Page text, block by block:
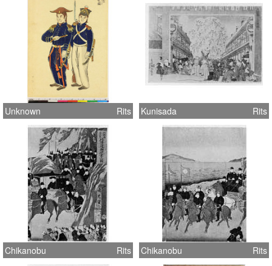
Unknown Rits Kunisada Rits
Chikanobu Rits Chikanobu Rits